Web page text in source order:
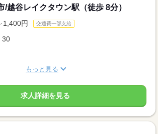
/越谷レイクタウン駅（徒歩 8分）
1,400円 交通費一部支給
30
もっと見る
求人詳細を見る